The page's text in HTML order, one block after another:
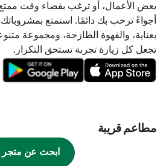
بعض الأعمال، أو ترغب بقضاء وقت
أجواءً ترحب بك دائمًا. استمتع
بعناية، والقهوة الطازجة، ومجموعة
تجعل كل زيارة تجربة تستحق التكرار.
مطاعم قريبة
ابحث عن متجر